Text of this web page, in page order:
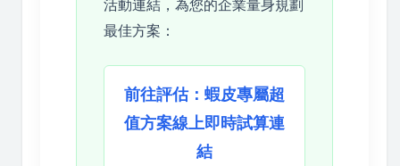
活動連結，為您的企業量身規劃
最佳方案：
前往評估：蝦皮專屬超
值方案線上即時試算連
結